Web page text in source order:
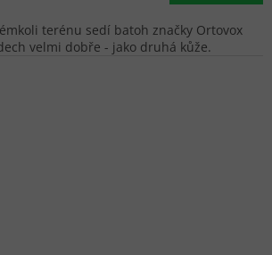
terénu sedí batoh značky Ortovox
velmi dobře - jako druhá kůže.